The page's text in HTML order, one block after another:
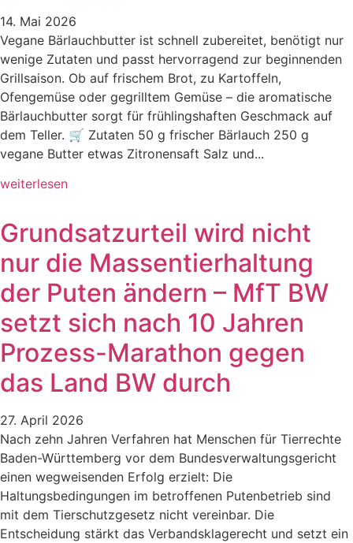
14. Mai 2026
Vegane Bärlauchbutter ist schnell zubereitet, benötigt nur
wenige Zutaten und passt hervorragend zur beginnenden
Grillsaison. Ob auf frischem Brot, zu Kartoffeln,
Ofengemüse oder gegrilltem Gemüse – die aromatische
Bärlauchbutter sorgt für frühlingshaften Geschmack auf
dem Teller. 🛒 Zutaten 50 g frischer Bärlauch 250 g
vegane Butter etwas Zitronensaft Salz und...
weiterlesen
Grundsatzurteil wird nicht
nur die Massentierhaltung
der Puten ändern – MfT BW
setzt sich nach 10 Jahren
Prozess-Marathon gegen
das Land BW durch
27. April 2026
Nach zehn Jahren Verfahren hat Menschen für Tierrechte
Baden-Württemberg vor dem Bundesverwaltungsgericht
einen wegweisenden Erfolg erzielt: Die
Haltungsbedingungen im betroffenen Putenbetrieb sind
mit dem Tierschutzgesetz nicht vereinbar. Die
Entscheidung stärkt das Verbandsklagerecht und setzt ein